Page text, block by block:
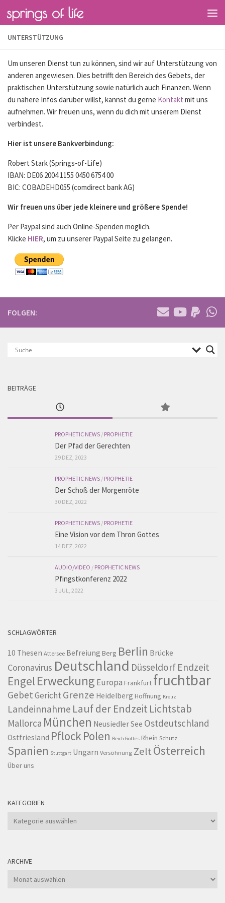
springs of life
UNTERSTÜTZUNG
Um unseren Dienst tun zu können, sind wir auf Unterstützung von
anderen angewiesen. Dies betrifft den Bereich des Gebets, der
praktischen Unterstützung sowie natürlich auch Finanzen. Wenn
du nähere Infos darüber willst, kannst du gerne Kontakt mit uns
aufnehmen. Wir freuen uns, wenn du dich mit unserem Dienst
verbindest.
Hier ist unsere Bankverbindung:
Robert Stark (Springs-of-Life)
IBAN: DE06 2004 1155 0450 6754 00
BIC: COBADEHD055 (comdirect bank AG)
Wir freuen uns über jede kleinere und größere Spende!
Per Paypal sind auch Online-Spenden möglich.
Klicke HIER, um zu unserer Paypal Seite zu gelangen.
FOLGEN:
BEITRÄGE
PROPHETIC NEWS / PROPHETIE
Der Pfad der Gerechten
29 DEZ, 2023
PROPHETIC NEWS / PROPHETIE
Der Schoß der Morgenröte
30 DEZ, 2022
PROPHETIC NEWS / PROPHETIE
Eine Vision vor dem Thron Gottes
14 DEZ, 2022
AUDIO/VIDEO / PROPHETIC NEWS
Pfingstkonferenz 2022
3 JUL, 2022
SCHLAGWÖRTER
10 Thesen Attersee Befreiung Berg Berlin Brücke
Coronavirus Deutschland Düsseldorf Endzeit
Engel Erweckung Europa Frankfurt fruchtbar
GebetGericht Grenze Heidelberg Hoffnung Kreuz
Landeinnahme Lauf der Endzeit Lichtstab
Mallorca München Neusiedler See Ostdeutschland
Ostfriesland Pflock Polen Reich Gottes Rhein Schutz
Spanien Stuttgart Ungarn Versöhnung ZeltÖsterreich
Über uns
KATEGORIEN
Kategorien
ARCHIVE
Archive